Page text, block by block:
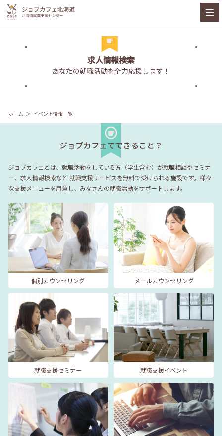
求人情報検索
あなたの就職活動を全力応援します！
ホーム イベント情報一覧
ジョブカフェでできること？
ジョブカフェとは、就職活動をしている方（学生含む）が就職相談やセミナ
ー、求人情報検索など就職支援サービスを無料で受けられる施設です。様々
な支援メニューを用意し、みなさんの就職活動をサポートします。
個別カウンセリング メールカウンセリング
就職支援セミナー 就職支援イベント